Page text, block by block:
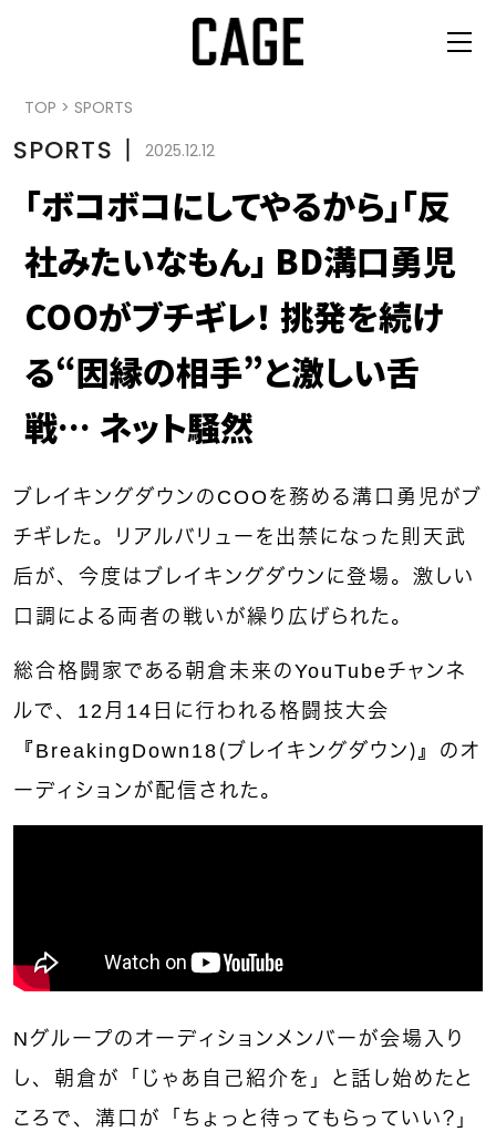
TOP > SPORTS
SPORTS 丨 2025.12.12
「ボコボコにしてやるから」「反
社みたいなもん」 BD溝口勇児
COOがブチギレ！ 挑発を続け
る“因縁の相手”と激しい舌
戦… ネット騒然
ブレイキングダウンのCOOを務める溝口勇児がブ
チギレた。リアルバリューを出禁になった則天武
后が、今度はブレイキングダウンに登場。激しい
口調による両者の戦いが繰り広げられた。
総合格闘家である朝倉未来のYouTubeチャンネ
ルで、12月14日に行われる格闘技大会
『BreakingDown18（ブレイキングダウン）』のオ
ーディションが配信された。
Nグループのオーディションメンバーが会場入り
し、朝倉が「じゃあ自己紹介を」と話し始めたと
ころで、溝口が「ちょっと待ってもらっていい？」